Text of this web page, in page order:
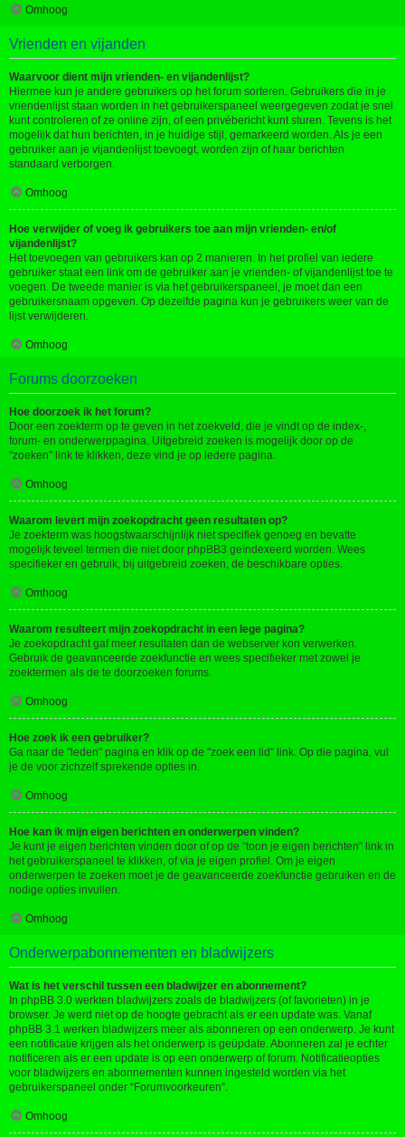
Omhoog
Vrienden en vijanden
Waarvoor dient mijn vrienden- en vijandenlijst?
Hiermee kun je andere gebruikers op het forum sorteren. Gebruikers die in je
vriendenlijst staan worden in het gebruikerspaneel weergegeven zodat je snel
kunt controleren of ze online zijn, of een privébericht kunt sturen. Tevens is het
mogelijk dat hun berichten, in je huidige stijl, gemarkeerd worden. Als je een
gebruiker aan je vijandenlijst toevoegt, worden zijn of haar berichten
standaard verborgen.
Omhoog
Hoe verwijder of voeg ik gebruikers toe aan mijn vrienden- en/of
vijandenlijst?
Het toevoegen van gebruikers kan op 2 manieren. In het profiel van iedere
gebruiker staat een link om de gebruiker aan je vrienden- of vijandenlijst toe te
voegen. De tweede manier is via het gebruikerspaneel, je moet dan een
gebruikersnaam opgeven. Op dezelfde pagina kun je gebruikers weer van de
lijst verwijderen.
Omhoog
Forums doorzoeken
Hoe doorzoek ik het forum?
Door een zoekterm op te geven in het zoekveld, die je vindt op de index-,
forum- en onderwerppagina. Uitgebreid zoeken is mogelijk door op de
"zoeken" link te klikken, deze vind je op iedere pagina.
Omhoog
Waarom levert mijn zoekopdracht geen resultaten op?
Je zoekterm was hoogstwaarschijnlijk niet specifiek genoeg en bevatte
mogelijk teveel termen die niet door phpBB3 geïndexeerd worden. Wees
specifieker en gebruik, bij uitgebreid zoeken, de beschikbare opties.
Omhoog
Waarom resulteert mijn zoekopdracht in een lege pagina?
Je zoekopdracht gaf meer resultaten dan de webserver kon verwerken.
Gebruik de geavanceerde zoekfunctie en wees specifieker met zowel je
zoektermen als de te doorzoeken forums.
Omhoog
Hoe zoek ik een gebruiker?
Ga naar de "leden" pagina en klik op de "zoek een lid" link. Op die pagina, vul
je de voor zichzelf sprekende opties in.
Omhoog
Hoe kan ik mijn eigen berichten en onderwerpen vinden?
Je kunt je eigen berichten vinden door of op de "toon je eigen berichten" link in
het gebruikerspaneel te klikken, of via je eigen profiel. Om je eigen
onderwerpen te zoeken moet je de geavanceerde zoekfunctie gebruiken en de
nodige opties invullen.
Omhoog
Onderwerpabonnementen en bladwijzers
Wat is het verschil tussen een bladwijzer en abonnement?
In phpBB 3.0 werkten bladwijzers zoals de bladwijzers (of favorieten) in je
browser. Je werd niet op de hoogte gebracht als er een update was. Vanaf
phpBB 3.1 werken bladwijzers meer als abonneren op een onderwerp. Je kunt
een notificatie krijgen als het onderwerp is geüpdate. Abonneren zal je echter
notificeren als er een update is op een onderwerp of forum. Notificatieopties
voor bladwijzers en abonnementen kunnen ingesteld worden via het
gebruikerspaneel onder “Forumvoorkeuren”.
Omhoog